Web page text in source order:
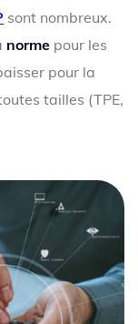
sont nombreux.
norme pour les
pour la
tailles (TPE,